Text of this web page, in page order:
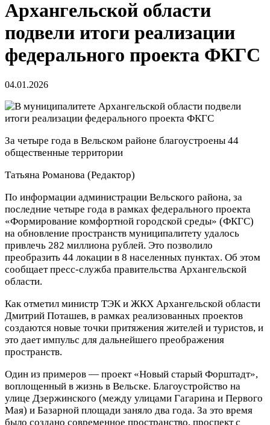
Архангельской области
подвели итоги реализации
федерального проекта ФКГС
04.01.2026
За четыре года в Вельском районе благоустроены 44
общественные территории
Татьяна Романова (Редактор)
По информации администрации Вельского района, за
последние четыре года в рамках федерального проекта
«Формирование комфортной городской среды» (ФКГС)
на обновление пространств муниципалитету удалось
привлечь 282 миллиона рублей. Это позволило
преобразить 44 локации в 8 населенных пунктах. Об этом
сообщает пресс-служба правительства Архангельской
области.
Как отметил министр ТЭК и ЖКХ Архангельской области
Дмитрий Поташев, в рамках реализованных проектов
создаются новые точки притяжения жителей и туристов, и
это дает импульс для дальнейшего преображения
пространств.
Один из примеров — проект «Новый старый Форштадт»,
воплощенный в жизнь в Вельске. Благоустройство на
улице Дзержинского (между улицами Гагарина и Первого
Мая) и Базарной площади заняло два года. За это время
было создано современное пространство, проспект с